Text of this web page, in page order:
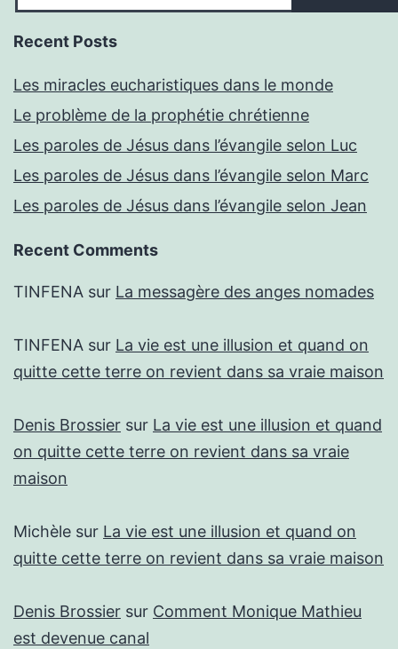
Recent Posts
Les miracles eucharistiques dans le monde
Le problème de la prophétie chrétienne
Les paroles de Jésus dans l’évangile selon Luc
Les paroles de Jésus dans l’évangile selon Marc
Les paroles de Jésus dans l’évangile selon Jean
Recent Comments
TINFENA sur La messagère des anges nomades
TINFENA sur La vie est une illusion et quand on
quitte cette terre on revient dans sa vraie maison
Denis Brossier sur La vie est une illusion et quand
on quitte cette terre on revient dans sa vraie
maison
Michèle sur La vie est une illusion et quand on
quitte cette terre on revient dans sa vraie maison
Denis Brossier sur Comment Monique Mathieu
est devenue canal